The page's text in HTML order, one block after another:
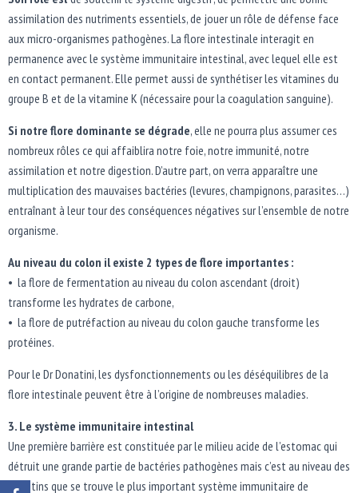
assimilation des nutriments essentiels, de jouer un rôle de défense face
aux micro-organismes pathogènes. La flore intestinale interagit en
permanence avec le système immunitaire intestinal, avec lequel elle est
en contact permanent. Elle permet aussi de synthétiser les vitamines du
groupe B et de la vitamine K (nécessaire pour la coagulation sanguine).
Si notre flore dominante se dégrade, elle ne pourra plus assumer ces
nombreux rôles ce qui affaiblira notre foie, notre immunité, notre
assimilation et notre digestion. D’autre part, on verra apparaître une
multiplication des mauvaises bactéries (levures, champignons, parasites…)
entraînant à leur tour des conséquences négatives sur l’ensemble de notre
organisme.
Au niveau du colon il existe 2 types de flore importantes :
• la flore de fermentation au niveau du colon ascendant (droit)
transforme les hydrates de carbone,
• la flore de putréfaction au niveau du colon gauche transforme les
protéines.
Pour le Dr Donatini, les dysfonctionnements ou les déséquilibres de la
flore intestinale peuvent être à l’origine de nombreuses maladies.
3. Le système immunitaire intestinal
Une première barrière est constituée par le milieu acide de l’estomac qui
détruit une grande partie de bactéries pathogènes mais c’est au niveau des
intestins que se trouve le plus important système immunitaire de